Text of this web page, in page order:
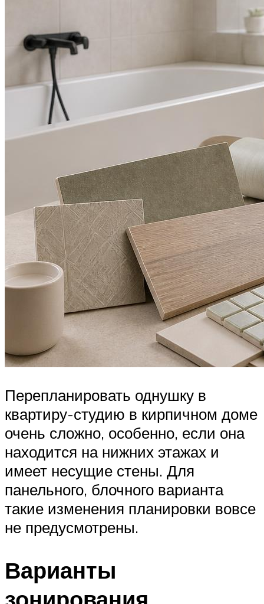
Перепланировать однушку в
квартиру-студию в кирпичном доме
очень сложно, особенно, если она
находится на нижних этажах и
имеет несущие стены. Для
панельного, блочного варианта
такие изменения планировки вовсе
не предусмотрены.
Варианты